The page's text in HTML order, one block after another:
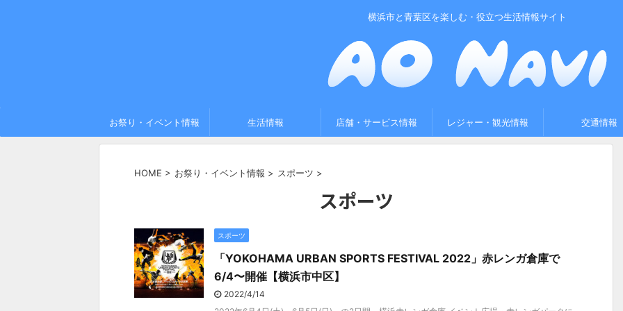
横浜市と青葉区を楽しむ・役立つ生活情報サイト
お祭り・イベント情報 生活情報 店舗・サービス情報 レジャー・観光情報 交通情報
HOME > お祭り・イベント情報 > スポーツ >
スポーツ
スポーツ
「YOKOHAMA URBAN SPORTS FESTIVAL 2022」赤レンガ倉庫で
6/4〜開催【横浜市中区】
2022/4/14